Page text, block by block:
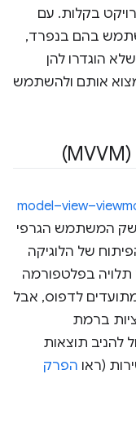
בקלות. עם
בהם בנפרד,
להן
אותם ולהשתמש
המשתמש הגרפי
של הלוגיקה
בפלטפורמה
לדפוס, אבל
ברמת
תוצאות
(ראוהפרק